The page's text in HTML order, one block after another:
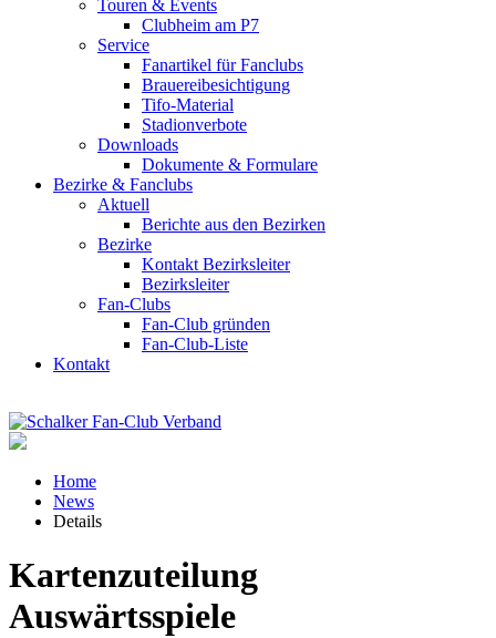
Touren & Events
Clubheim am P7
Service
Fanartikel für Fanclubs
Brauereibesichtigung
Tifo-Material
Stadionverbote
Downloads
Dokumente & Formulare
Bezirke & Fanclubs
Aktuell
Berichte aus den Bezirken
Bezirke
Kontakt Bezirksleiter
Bezirksleiter
Fan-Clubs
Fan-Club gründen
Fan-Club-Liste
Kontakt
Home
News
Details
Kartenzuteilung
Auswärtsspiele